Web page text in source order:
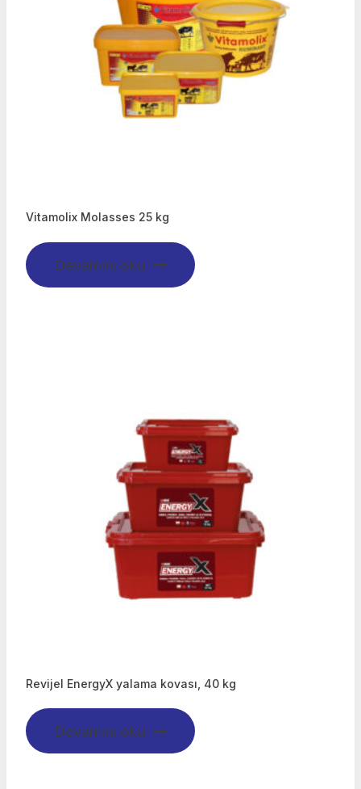
Vitamolix Molasses 25 kg
Devamını oku
Revijel EnergyX yalama kovası, 40 kg
Devamını oku